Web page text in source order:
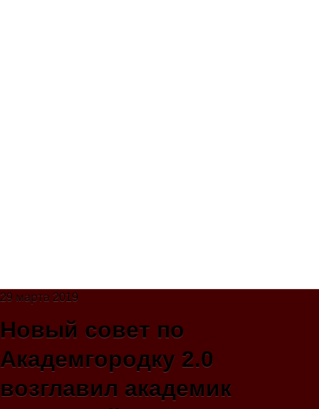
29 марта 2019
Новый совет по
Академгородку 2.0
возглавил академик